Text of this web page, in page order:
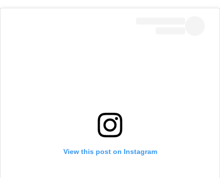
View this post on Instagram